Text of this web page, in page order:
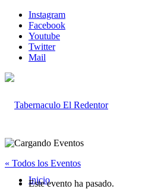
Instagram
Facebook
Youtube
Twitter
Mail
Inicio
« Todos los Eventos
Este evento ha pasado.